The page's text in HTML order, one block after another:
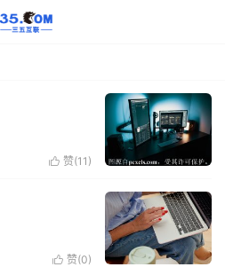
 赞(11 )
 赞(0)